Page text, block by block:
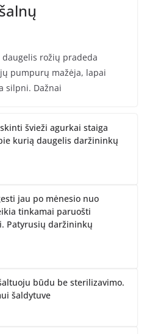
rožių pradeda
pumpurų mažėja, lapai
silpni. Dažnai
švieži agurkai staiga
kurią daugelis daržininkų
jau po mėnesio nuo
tinkamai paruošti
Patyrusių daržininkų
būdu be sterilizavimo.
šaldytuve